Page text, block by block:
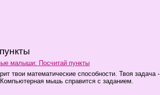
малыши: Посчитай пункты
твои математические способности. Твоя задача -
мышь справится с заданием.